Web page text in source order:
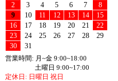
2
3 4 5 6 7
8
9
10 11 12 13 14
15
16
17 18 19 20 21
22
23
24 25 26 27 28
29
30
31
営業時間: 月~金 9:00~18:00
土曜日 9:00~17:00
定休日: 日曜日 祝日